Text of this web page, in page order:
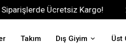
Ücretsiz Kargo! 2500₺
Takım Dış Giyim Üst